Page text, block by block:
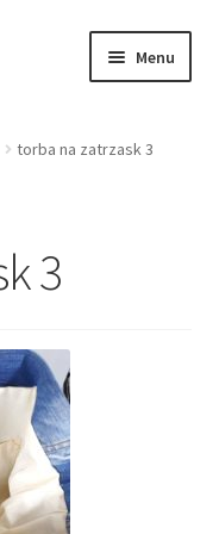
Menu
torba na zatrzask 3
3